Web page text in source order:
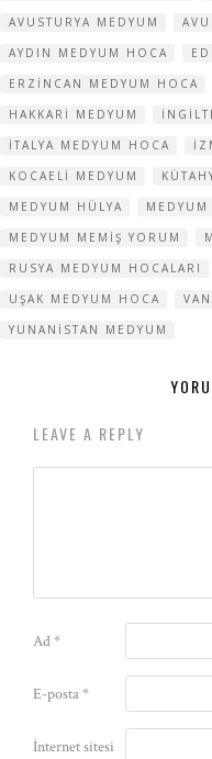
AVUSTURYA MEDYUM
AYDIN MEDYUM HOCA
ERZINCAN MEDYUM HOCA
HAKKARI MEDYUM
ITALYA MEDYUM HOCA
KOCAELI MEDYUM
MEDYUM HÜLYA
MEDYUM
MEDYUM MEMIŞ YORUM
RUSYA MEDYUM HOCALARI
UŞAK MEDYUM HOCA
YUNANISTAN MEDYUM
LEAVE A REPLY
Ad*
E-posta*
İnternet sitesi